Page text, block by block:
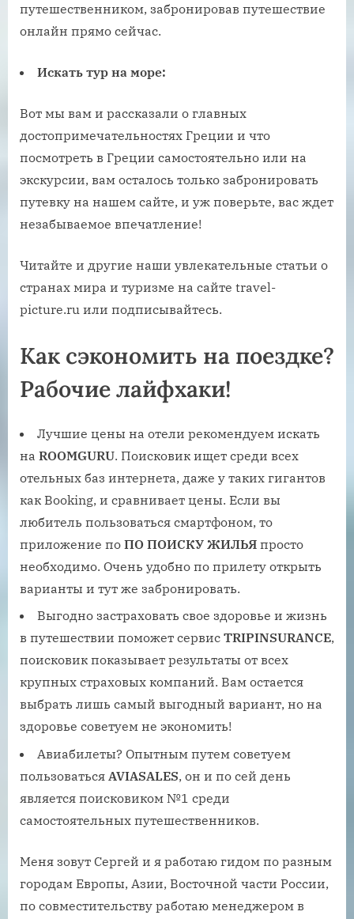
путешественником, забронировав путешествие
онлайн прямо сейчас.
Искать тур на море:
Вот мы вам и рассказали о главных
достопримечательностях Греции и что
посмотреть в Греции самостоятельно или на
экскурсии, вам осталось только забронировать
путевку на нашем сайте, и уж поверьте, вас ждет
незабываемое впечатление!
Читайте и другие наши увлекательные статьи о
странах мира и туризме на сайте travel-
picture.ru или подписывайтесь.
Как сэкономить на поездке?
Рабочие лайфхаки!
Лучшие цены на отели рекомендуем искать
на ROOMGURU. Поисковик ищет среди всех
отельных баз интернета, даже у таких гигантов
как Booking, и сравнивает цены. Если вы
любитель пользоваться смартфоном, то
приложение по ПО ПОИСКУ ЖИЛЬЯ просто
необходимо. Очень удобно по прилету открыть
варианты и тут же забронировать.
Выгодно застраховать свое здоровье и жизнь
в путешествии поможет сервис TRIPINSURANCE,
поисковик показывает результаты от всех
крупных страховых компаний. Вам остается
выбрать лишь самый выгодный вариант, но на
здоровье советуем не экономить!
Авиабилеты? Опытным путем советуем
пользоваться AVIASALES, он и по сей день
является поисковиком №1 среди
самостоятельных путешественников.
Меня зовут Сергей и я работаю гидом по разным
городам Европы, Азии, Восточной части России,
по совместительству работаю менеджером в